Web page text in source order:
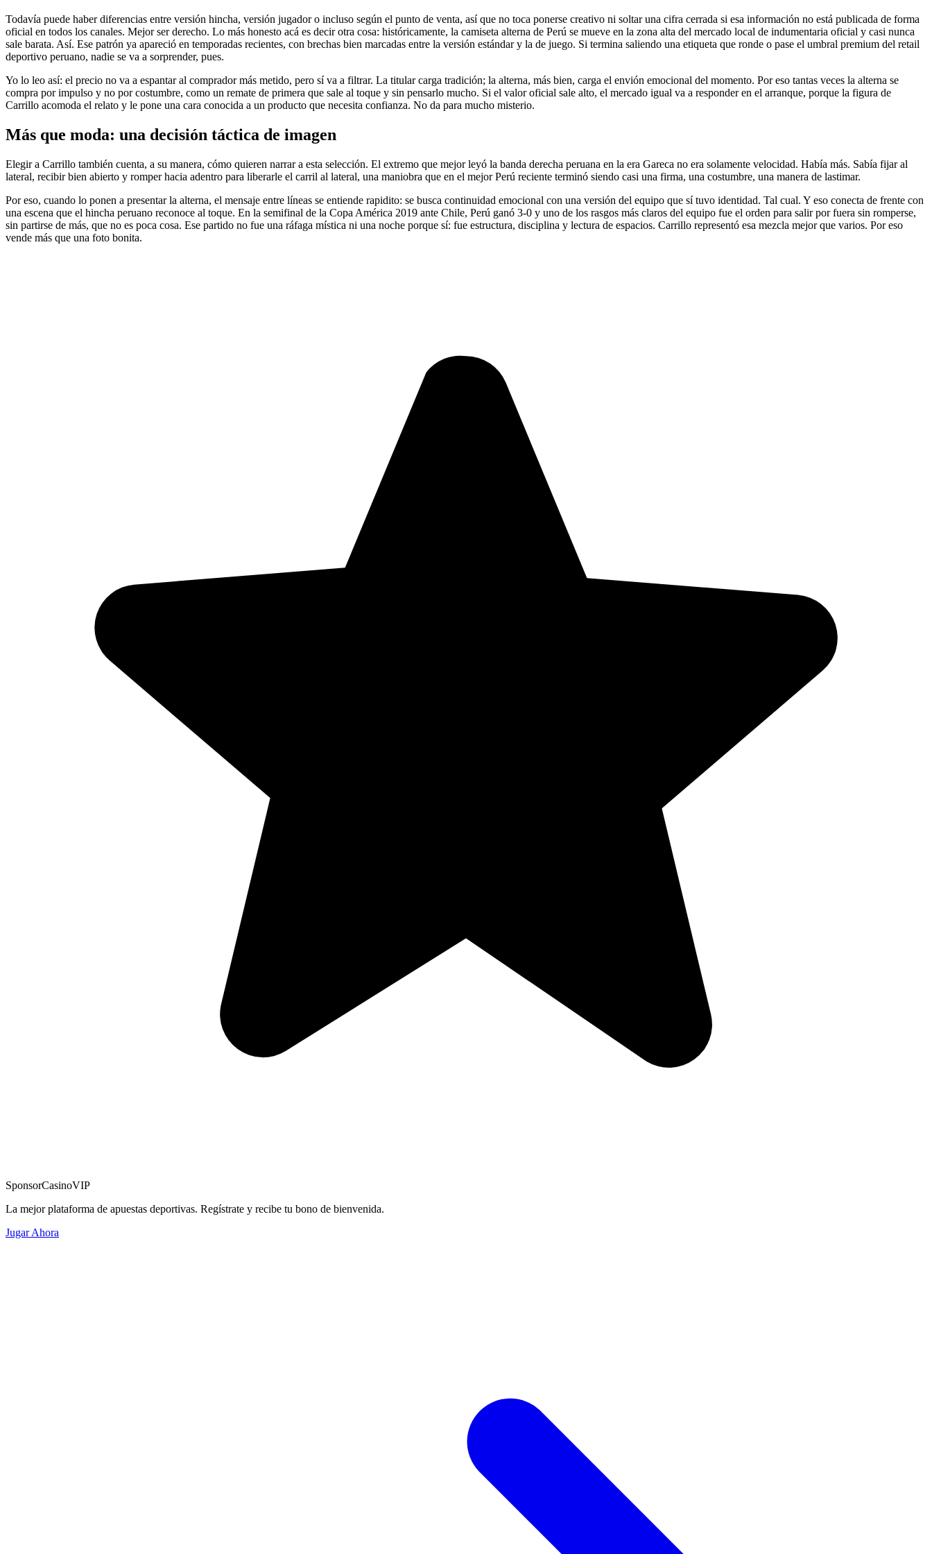
Todavía puede haber diferencias entre versión hincha, versión jugador o incluso según el punto de venta, así que no toca ponerse creativo ni soltar una cifra cerrada si esa información no está publicada de forma
oficial en todos los canales. Mejor ser derecho. Lo más honesto acá es decir otra cosa: históricamente, la camiseta alterna de Perú se mueve en la zona alta del mercado local de indumentaria oficial y casi nunca
sale barata. Así. Ese patrón ya apareció en temporadas recientes, con brechas bien marcadas entre la versión estándar y la de juego. Si termina saliendo una etiqueta que ronde o pase el umbral premium del retail
deportivo peruano, nadie se va a sorprender, pues.
Yo lo leo así: el precio no va a espantar al comprador más metido, pero sí va a filtrar. La titular carga tradición; la alterna, más bien, carga el envión emocional del momento. Por eso tantas veces la alterna se
compra por impulso y no por costumbre, como un remate de primera que sale al toque y sin pensarlo mucho. Si el valor oficial sale alto, el mercado igual va a responder en el arranque, porque la figura de
Carrillo acomoda el relato y le pone una cara conocida a un producto que necesita confianza. No da para mucho misterio.
Más que moda: una decisión táctica de imagen
Elegir a Carrillo también cuenta, a su manera, cómo quieren narrar a esta selección. El extremo que mejor leyó la banda derecha peruana en la era Gareca no era solamente velocidad. Había más. Sabía fijar al
lateral, recibir bien abierto y romper hacia adentro para liberarle el carril al lateral, una maniobra que en el mejor Perú reciente terminó siendo casi una firma, una costumbre, una manera de lastimar.
Por eso, cuando lo ponen a presentar la alterna, el mensaje entre líneas se entiende rapidito: se busca continuidad emocional con una versión del equipo que sí tuvo identidad. Tal cual. Y eso conecta de frente con
una escena que el hincha peruano reconoce al toque. En la semifinal de la Copa América 2019 ante Chile, Perú ganó 3-0 y uno de los rasgos más claros del equipo fue el orden para salir por fuera sin romperse,
sin partirse de más, que no es poca cosa. Ese partido no fue una ráfaga mística ni una noche porque sí: fue estructura, disciplina y lectura de espacios. Carrillo representó esa mezcla mejor que varios. Por eso
vende más que una foto bonita.
SponsorCasinoVIP
La mejor plataforma de apuestas deportivas. Regístrate y recibe tu bono de bienvenida.
Jugar Ahora